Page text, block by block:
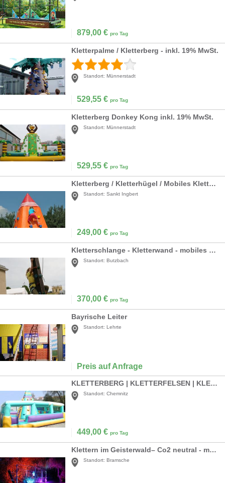
879,00 € pro Tag
Kletterpalme / Kletterberg - inkl. 19% MwSt.
Standort: Münnerstadt
529,55 € pro Tag
Kletterberg Donkey Kong inkl. 19% MwSt.
Standort: Münnerstadt
529,55 € pro Tag
Kletterberg / Kletterhügel / Mobiles Klettern / Kids Climbing
Standort: Sankt Ingbert
249,00 € pro Tag
Kletterschlange - Kletterwand - mobiles Klettern
Standort: Butzbach
370,00 € pro Tag
Bayrische Leiter
Standort: Lehrte
Preis auf Anfrage
KLETTERBERG | KLETTERFELSEN | KLETTERTURM
Standort: Chemnitz
449,00 € pro Tag
Klettern im Geisterwald– Co2 neutral - mobiler Kinderhochseilgarten
Standort: Bramsche